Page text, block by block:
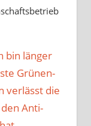
bin länger
Grünen-
verlässt die
Anti-